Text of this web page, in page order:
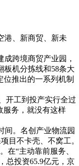
港、新商贸、新未
跨境商贸产业园，
板机分拣线和58条大
推出的一系列机制
开工到投产实行全过
服务，就没有这样
间。名创产业物流园
目不卡壳、不窝工。
在“主动靠前服务、
总投资65.9亿元，京